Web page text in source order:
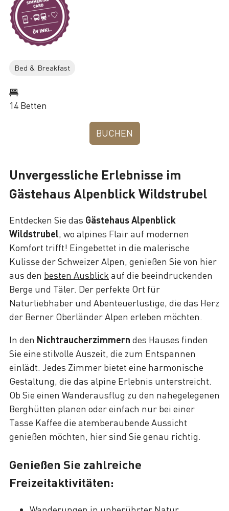
Bed & Breakfast
14 Betten
BUCHEN
Unvergessliche Erlebnisse im
Gästehaus Alpenblick Wildstrubel
Entdecken Sie das Gästehaus Alpenblick
Wildstrubel, wo alpines Flair auf modernen
Komfort trifft! Eingebettet in die malerische
Kulisse der Schweizer Alpen, genießen Sie von hier
aus den besten Ausblick auf die beeindruckenden
Berge und Täler. Der perfekte Ort für
Naturliebhaber und Abenteuerlustige, die das Herz
der Berner Oberländer Alpen erleben möchten.
In den Nichtraucherzimmern des Hauses finden
Sie eine stilvolle Auszeit, die zum Entspannen
einlädt. Jedes Zimmer bietet eine harmonische
Gestaltung, die das alpine Erlebnis unterstreicht.
Ob Sie einen Wanderausflug zu den nahegelegenen
Berghütten planen oder einfach nur bei einer
Tasse Kaffee die atemberaubende Aussicht
genießen möchten, hier sind Sie genau richtig.
Genießen Sie zahlreiche
Freizeitaktivitäten: